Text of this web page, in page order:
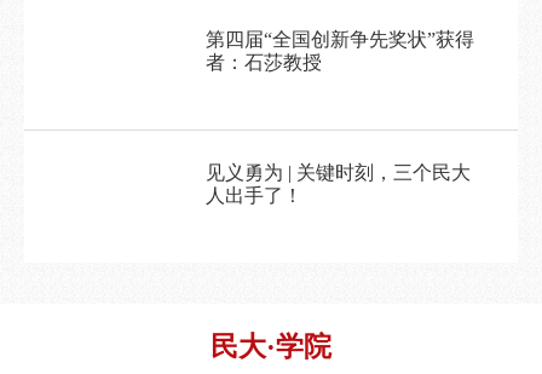
第四届“全国创新争先奖状”获得
者：石莎教授
见义勇为 | 关键时刻，三个民大
人出手了！
民大·学院